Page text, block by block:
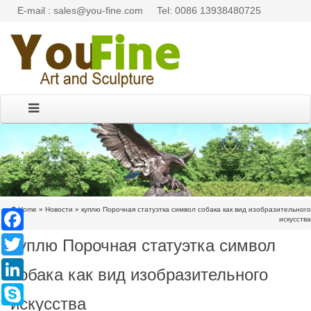
E-mail : sales@you-fine.com Tel: 0086 13938480725
Home » Новости » куплю Порочная статуэтка символ собака как вид изобразительного
искусства
куплю Порочная статуэтка символ
собака как вид изобразительного
искусства
Facebook